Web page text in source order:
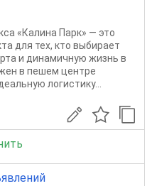
«Калина Парк» — это
для тех, кто выбирает
и динамичную жизнь в
в пешем центре
логистику...